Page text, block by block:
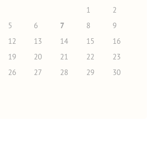
1
2
5 6 7 8
9
12 13 14 15
16
19 20 21 22
23
26 27 28 29
30